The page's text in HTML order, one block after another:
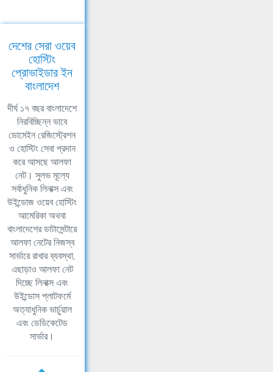
দেশের সেরা ওয়েব
হোস্টিং
প্রোভাইডার ইন
বাংলাদেশ
দীর্ঘ ১৭ বছর বাংলাদেশে
নিরবিচ্ছিন্ন ভাবে
ডোমেইন রেজিস্ট্রেশন
ও হোস্টিং সেবা প্রদান
করে আসছে আলফা
নেট। সুলভ মূল্যে
সর্বাধুনিক লিনাক্স এবং
উইন্ডোজ ওয়েব হোস্টিং
আমেরিকা অথবা
বাংলাদেশের ডাটাসেন্টারে
আলফা নেটের নিজস্ব
সার্ভারে রাখার ব্যবস্থা,
এছাড়াও আলফা নেট
দিচ্ছে লিনাক্স এবং
উইন্ডোস প্লাটফর্মে
অত্যাধুনিক ভার্চুয়াল
এবং ডেডিকেটেড
সার্ভার।